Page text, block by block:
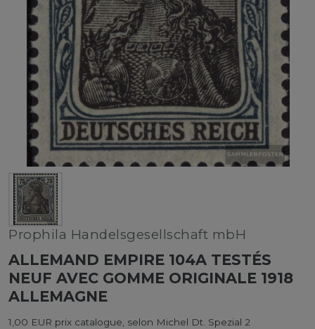
Prophila Handelsgesellschaft mbH
ALLEMAND EMPIRE 104A TESTÉS
NEUF AVEC GOMME ORIGINALE 1918
ALLEMAGNE
1,00 EUR prix catalogue, selon Michel Dt. Spezial 2